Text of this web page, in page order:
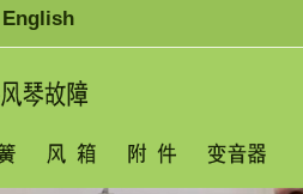
English